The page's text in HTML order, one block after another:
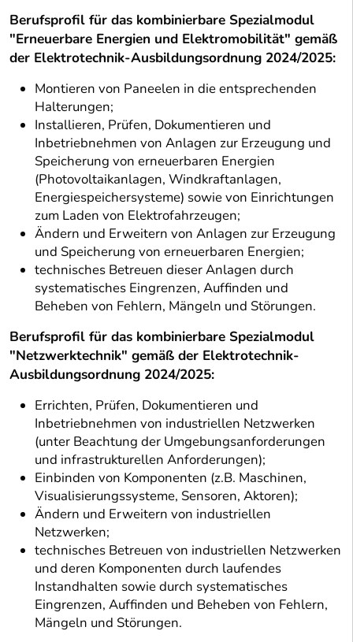
Berufsprofil für das kombinierbare Spezialmodul
"Erneuerbare Energien und Elektromobilität" gemäß
der Elektrotechnik-Ausbildungsordnung 2024/2025:
Montieren von Paneelen in die entsprechenden
Halterungen;
Installieren, Prüfen, Dokumentieren und
Inbetriebnehmen von Anlagen zur Erzeugung und
Speicherung von erneuerbaren Energien
(Photovoltaikanlagen, Windkraftanlagen,
Energiespeichersysteme) sowie von Einrichtungen
zum Laden von Elektrofahrzeugen;
Ändern und Erweitern von Anlagen zur Erzeugung
und Speicherung von erneuerbaren Energien;
technisches Betreuen dieser Anlagen durch
systematisches Eingrenzen, Auffinden und
Beheben von Fehlern, Mängeln und Störungen.
Berufsprofil für das kombinierbare Spezialmodul
"Netzwerktechnik" gemäß der Elektrotechnik-
Ausbildungsordnung 2024/2025:
Errichten, Prüfen, Dokumentieren und
Inbetriebnehmen von industriellen Netzwerken
(unter Beachtung der Umgebungsanforderungen
und infrastrukturellen Anforderungen);
Einbinden von Komponenten (z.B. Maschinen,
Visualisierungssysteme, Sensoren, Aktoren);
Ändern und Erweitern von industriellen
Netzwerken;
technisches Betreuen von industriellen Netzwerken
und deren Komponenten durch laufendes
Instandhalten sowie durch systematisches
Eingrenzen, Auffinden und Beheben von Fehlern,
Mängeln und Störungen.